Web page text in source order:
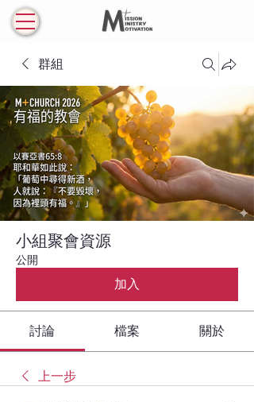
群組
小組聚會資源
公開
加入
討論 檔案 關於
上一步